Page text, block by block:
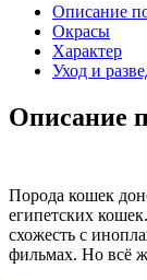
Описание
Окрасы
Характер
Уход и
Описание
Порода кошек
египетских
схожесть с
фильмах. Но всё